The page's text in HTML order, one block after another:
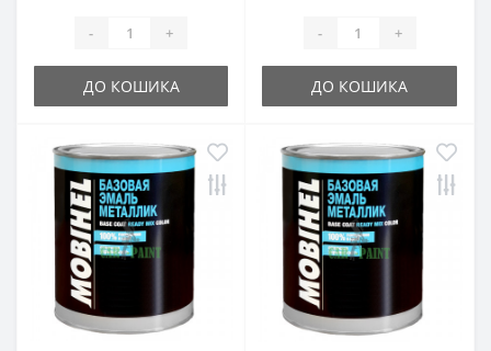
- +
ДО КОШИКА
- +
ДО КОШИКА